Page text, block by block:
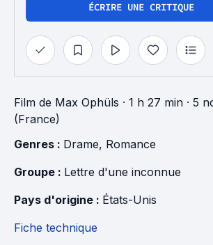
ÉCRIRE UNE CRITIQUE
Film de Max Ophüls · 1 h 27 min · 5
(France)
Genres : Drame, Romance
Groupe : Lettre d'une inconnue
Pays d'origine : États-Unis
Fiche technique